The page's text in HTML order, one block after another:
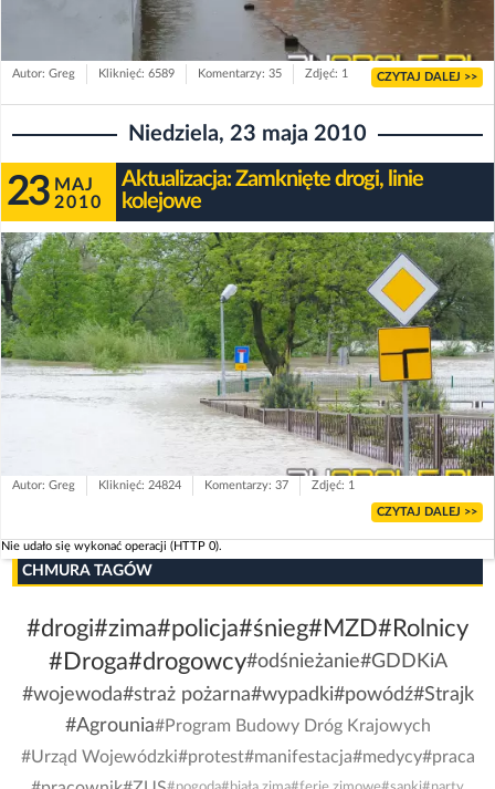
Autor: Greg Kliknięć: 6589 Komentarzy: 35 Zdjęć: 1 CZYTAJ DALEJ >>
Niedziela, 23 maja 2010
23 MAJ
2010
Aktualizacja: Zamknięte drogi, linie
kolejowe
Autor: Greg Kliknięć: 24824 Komentarzy: 37 Zdjęć: 1
CZYTAJ DALEJ >>
Nie udało się wykonać operacji (HTTP 0).
CHMURA TAGÓW
#drogi#zima#policja#śnieg#MZD#Rolnicy
#Droga#drogowcy#odśnieżanie#GDDKiA
#wojewoda#straż pożarna#wypadki#powódź#Strajk
#Agrounia#Program Budowy Dróg Krajowych
#Urząd Wojewódzki#protest#manifestacja#medycy#praca